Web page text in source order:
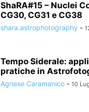
ShaRA#15 – Nuclei
CG30, CG31 e CG38
shara.astrophotography -
Tempo Siderale:
pratiche in
Agnese Caramanico - 10